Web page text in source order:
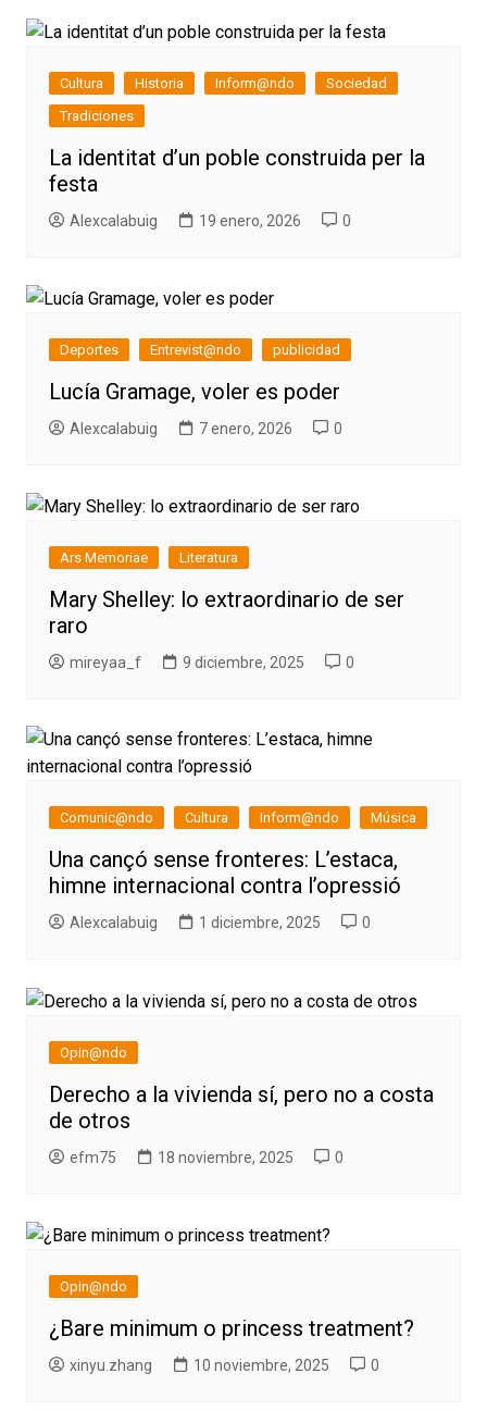
Cultura Historia Inform@ndo
Sociedad
Tradiciones
La identitat d’un poble construida per la
festa
Alexcalabuig 19 enero, 2026 0
Deportes Entrevist@ndo publicidad
Lucía Gramage, voler es poder
Alexcalabuig 7 enero, 2026 0
Ars Memoriae Literatura
Mary Shelley: lo extraordinario de ser
raro
mireyaa_f 9 diciembre, 2025 0
Comunic@ndo Cultura Inform@ndo Música
Una cançó sense fronteres: L’estaca,
himne internacional contra l’opressió
Alexcalabuig 1 diciembre, 2025 0
Opin@ndo
Derecho a la vivienda sí, pero no a costa
de otros
efm75 18 noviembre, 2025 0
Opin@ndo
¿Bare minimum o princess treatment?
xinyu.zhang 10 noviembre, 2025 0